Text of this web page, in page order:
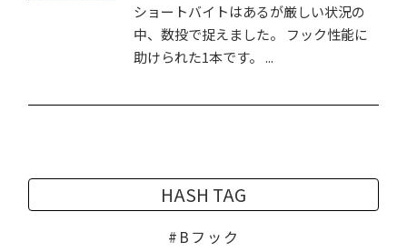
ショートバイトはあるが厳しい状況の
中、数投で捉えました。 フック性能に
助けられた1本です。 ...
HASH TAG
Bフック